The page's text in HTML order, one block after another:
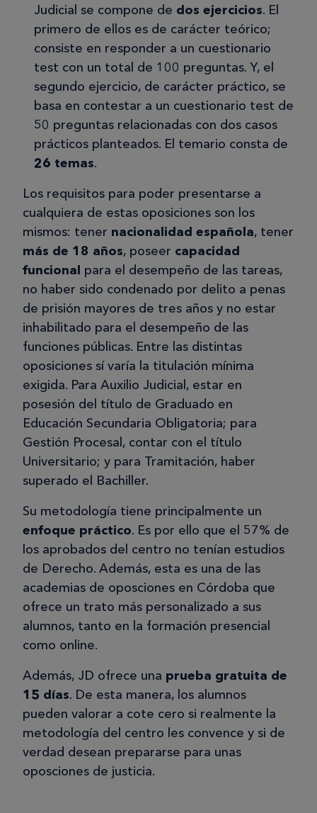
Judicial se compone de dos ejercicios. El
primero de ellos es de carácter teórico;
consiste en responder a un cuestionario
test con un total de 100 preguntas. Y, el
segundo ejercicio, de carácter práctico, se
basa en contestar a un cuestionario test de
50 preguntas relacionadas con dos casos
prácticos planteados. El temario consta de
26 temas.
Los requisitos para poder presentarse a
cualquiera de estas oposiciones son los
mismos: tener nacionalidad española, tener
más de 18 años, poseer capacidad
funcional para el desempeño de las tareas,
no haber sido condenado por delito a penas
de prisión mayores de tres años y no estar
inhabilitado para el desempeño de las
funciones públicas. Entre las distintas
oposiciones sí varía la titulación mínima
exigida. Para Auxilio Judicial, estar en
posesión del título de Graduado en
Educación Secundaria Obligatoria; para
Gestión Procesal, contar con el título
Universitario; y para Tramitación, haber
superado el Bachiller.
Su metodología tiene principalmente un
enfoque práctico. Es por ello que el 57% de
los aprobados del centro no tenían estudios
de Derecho. Además, esta es una de las
academias de oposciones en Córdoba que
ofrece un trato más personalizado a sus
alumnos, tanto en la formación presencial
como online.
Además, JD ofrece una prueba gratuita de
15 días. De esta manera, los alumnos
pueden valorar a cote cero si realmente la
metodología del centro les convence y si de
verdad desean prepararse para unas
oposciones de justicia.